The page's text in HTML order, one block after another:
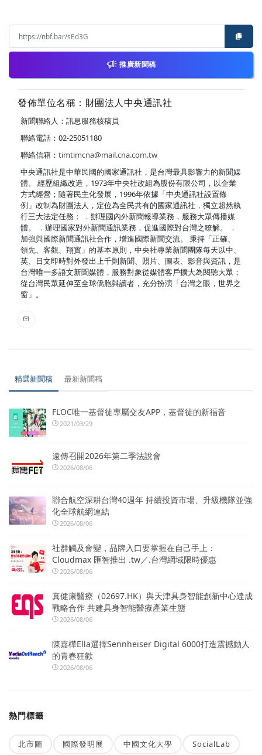
推廣新聞稿
發佈單位名稱：財團法人中央通訊社
新聞聯絡人：訊息服務核稿員
聯絡電話：02-25051180
聯絡信箱： timtimcna@mail.cna.com.tw
中央通訊社是中華民國的國家通訊社，是台灣最具影響力的新聞媒
體。 經歷組織改造，1973年中央社改組為股份有限公司，以企業
方式經營；隨著民主化發展，1996年依據「中央通訊社設置條
例」改制為財團法人，定位為全民共有的國家通訊社，獨立超然執
行三大法定任務： ．辦理國內外新聞報導業務，服務大眾傳播媒
體。 ．辦理國家對外新聞通訊業務，促進國際對台灣之瞭解。 ．
加強與國際新聞通訊社合作，增進國際新聞交流。 秉持「正確、
領先、客觀、翔實」的基本原則，中央社專業新聞團隊每天以中、
英、日文即時對外發出上千則新聞、照片、圖表、影音與資訊，是
台灣唯一多語文新聞媒體，服務對象從媒體客戶擴大為閱聽大眾；
從台灣民眾延伸至全球僑胞與讀者，充分扮演「台灣之眼，世界之
窗」。
精選新聞稿 最新新聞稿
FLOC唯一基督徒專屬交友APP，基督徒的新福音
2021/03/29
遠傳召開2026年第二季法說會
2026/08/06
聯合航空深耕台灣40週年 持續投資市場、升級機隊並強
化全球航網連結
2026/08/06
社群觸及會變，品牌入口要掌握在自己手上：
Cloudmax 匯智推出 .tw／.台灣網域限時優惠
2026/08/06
真健康醫療（02697.HK）與天津具身智能創新中心達成
戰略合作 共建具身智能醫療產業生態
2026/08/06
陳嘉樺Ella選擇Sennheiser Digital 6000打造震撼動人
的青春狂歡
2026/08/06
熱門標籤
北市圖 國際發明展 中國文化大學 SocialLab